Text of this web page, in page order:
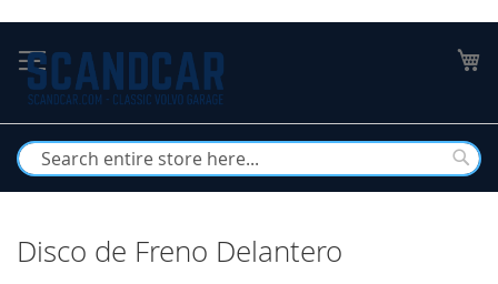
to
Content
Disco de Freno Delantero